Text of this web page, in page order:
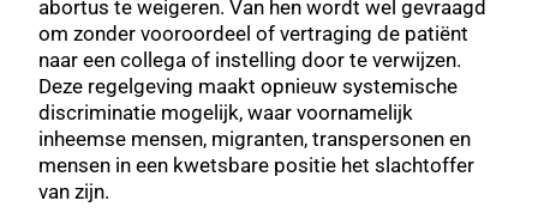
abortus te weigeren. Van hen wordt wel gevraagd
om zonder vooroordeel of vertraging de patiënt
naar een collega of instelling door te verwijzen.
Deze regelgeving maakt opnieuw systemische
discriminatie mogelijk, waar voornamelijk
inheemse mensen, migranten, transpersonen en
mensen in een kwetsbare positie het slachtoffer
van zijn.